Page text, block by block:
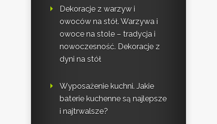
Dekoracje z warzyw i
owoców na stół. Warzywa i
owoce na stole – tradycja i
nowoczesność. Dekoracje z
dyni na stół
Wyposażenie kuchni. Jakie
baterie kuchenne są najlepsze
i najtrwalsze?